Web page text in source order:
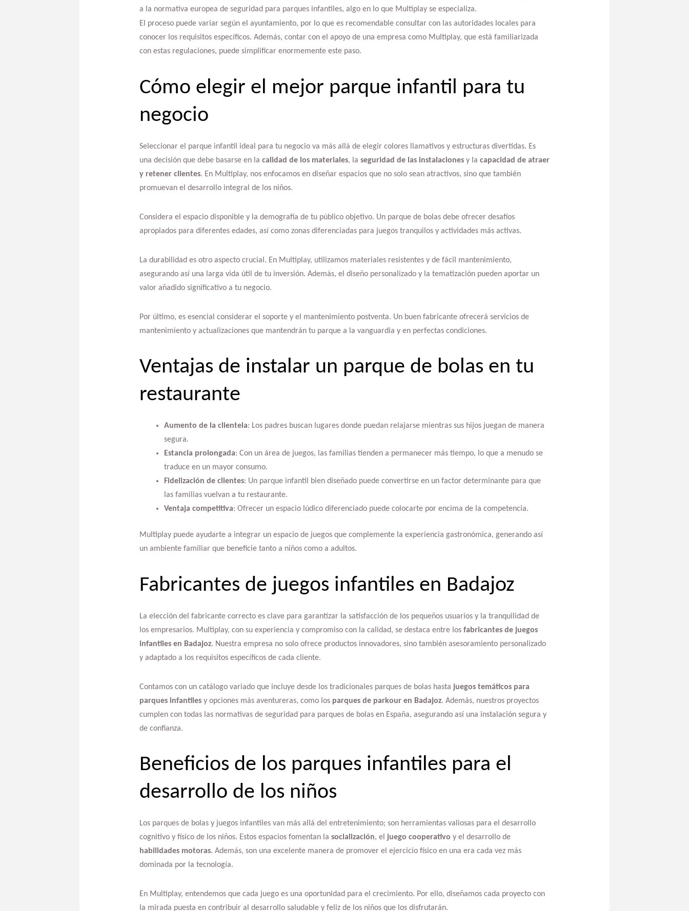
a la normativa europea de seguridad para parques infantiles, algo en lo que Multiplay se especializa.
El proceso puede variar según el ayuntamiento, por lo que es recomendable consultar con las autoridades locales para
conocer los requisitos específicos. Además, contar con el apoyo de una empresa como Multiplay, que está familiarizada
con estas regulaciones, puede simplificar enormemente este paso.
Cómo elegir el mejor parque infantil para tu
negocio
Seleccionar el parque infantil ideal para tu negocio va más allá de elegir colores llamativos y estructuras divertidas. Es
una decisión que debe basarse en la calidad de los materiales, la seguridad de las instalacionesy la capacidad de atraer
y retener clientes. En Multiplay, nos enfocamos en diseñar espacios que no solo sean atractivos, sino que también
promuevan el desarrollo integral de los niños.
Considera el espacio disponible y la demografía de tu público objetivo. Un parque de bolas debe ofrecer desafíos
apropiados para diferentes edades, así como zonas diferenciadas para juegos tranquilos y actividades más activas.
La durabilidad es otro aspecto crucial. En Multiplay, utilizamos materiales resistentes y de fácil mantenimiento,
asegurando así una larga vida útil de tu inversión. Además, el diseño personalizado y la tematización pueden aportar un
valor añadido significativo a tu negocio.
Por último, es esencial considerar el soporte y el mantenimiento postventa. Un buen fabricante ofrecerá servicios de
mantenimiento y actualizaciones que mantendrán tu parque a la vanguardia y en perfectas condiciones.
Ventajas de instalar un parque de bolas en tu
restaurante
Aumento de la clientela: Los padres buscan lugares donde puedan relajarse mientras sus hijos juegan de manera
segura.
Estancia prolongada: Con un área de juegos, las familias tienden a permanecer más tiempo, lo que a menudo se
traduce en un mayor consumo.
Fidelización de clientes: Un parque infantil bien diseñado puede convertirse en un factor determinante para que
las familias vuelvan a tu restaurante.
Ventaja competitiva: Ofrecer un espacio lúdico diferenciado puede colocarte por encima de la competencia.
Multiplay puede ayudarte a integrar un espacio de juegos que complemente la experiencia gastronómica, generando así
un ambiente familiar que beneficie tanto a niños como a adultos.
Fabricantes de juegos infantiles en Badajoz
La elección del fabricante correcto es clave para garantizar la satisfacción de los pequeños usuarios y la tranquilidad de
los empresarios. Multiplay, con su experiencia y compromiso con la calidad, se destaca entre los fabricantes de juegos
infantiles en Badajoz. Nuestra empresa no solo ofrece productos innovadores, sino también asesoramiento personalizado
y adaptado a los requisitos específicos de cada cliente.
Contamos con un catálogo variado que incluye desde los tradicionales parques de bolas hasta juegos temáticos para
parques infantilesy opciones más aventureras, como los parques de parkour en Badajoz. Además, nuestros proyectos
cumplen con todas las normativas de seguridad para parques de bolas en España, asegurando así una instalación segura y
de confianza.
Beneficios de los parques infantiles para el
desarrollo de los niños
Los parques de bolas y juegos infantiles van más allá del entretenimiento; son herramientas valiosas para el desarrollo
cognitivo y físico de los niños. Estos espacios fomentan la socialización, el juego cooperativo y el desarrollo de
habilidades motoras. Además, son una excelente manera de promover el ejercicio físico en una era cada vez más
dominada por la tecnología.
En Multiplay, entendemos que cada juego es una oportunidad para el crecimiento. Por ello, diseñamos cada proyecto con
la mirada puesta en contribuir al desarrollo saludable y feliz de los niños que los disfrutarán.